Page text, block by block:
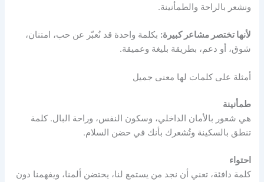
ونشعر بالراحة والطمأنينة.
لأنها تختصر مشاعر كبيرة: بكلمة واحدة قد نُعبّر عن حب، امتنان،
شوق، أو دعم، بطريقة بليغة وعميقة.
أمثلة على كلمات لها معنى جميل
طمأنينة
هي شعور بالأمان الداخلي، وسكون النفس، وراحة البال. كلمة
تنطق بالسكينة وتُشعرك بأنك في حضن السلام.
احتواء
كلمة دافئة، تعني أن نجد من يستمع لنا، يحتضن ألمنا، ويفهمنا دون